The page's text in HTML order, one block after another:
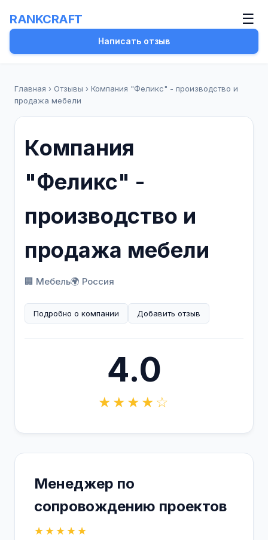
RANKCRAFT ☰
Написать отзыв
Главная › Отзывы › Компания "Феликс" - производство и
продажа мебели
Компания
"Феликс" -
производство и
продажа мебели
🏢 Мебель🌍 Россия
Подробно о компании Добавить отзыв
4.0
★★★★☆
Менеджер по
сопровождению проектов
★★★★★